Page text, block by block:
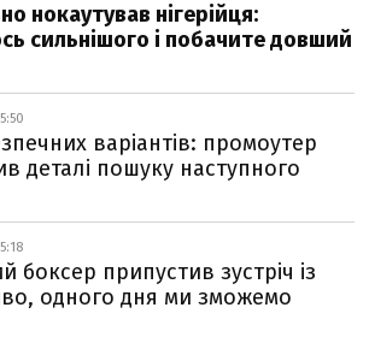
нокаутував нігерійця:
сильнішого і побачите довший
варіантів: промоутер
деталі пошуку наступного
припустив зустріч із
одного дня ми зможемо